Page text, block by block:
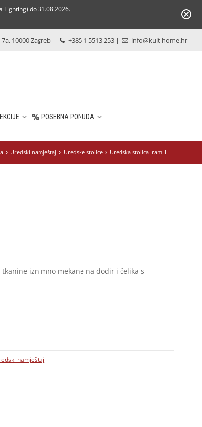
Lighting) do 31.08.2026.
10000 Zagreb | +385 1 5513 253 | info@kult-home.hr
POSEBNA PONUDA
Uredski namještaj Uredske stolice Uredska stolica Iram II
iznimno mekane na dodir i čelika s
namještaj